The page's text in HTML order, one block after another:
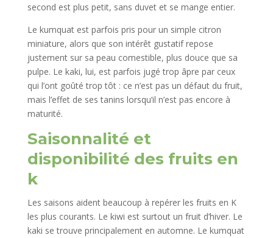
second est plus petit, sans duvet et se mange entier.
Le kumquat est parfois pris pour un simple citron
miniature, alors que son intérêt gustatif repose
justement sur sa peau comestible, plus douce que sa
pulpe. Le kaki, lui, est parfois jugé trop âpre par ceux
qui l’ont goûté trop tôt : ce n’est pas un défaut du fruit,
mais l’effet de ses tanins lorsqu’il n’est pas encore à
maturité.
Saisonnalité et
disponibilité des fruits en
k
Les saisons aident beaucoup à repérer les fruits en K
les plus courants. Le kiwi est surtout un fruit d’hiver. Le
kaki se trouve principalement en automne. Le kumquat